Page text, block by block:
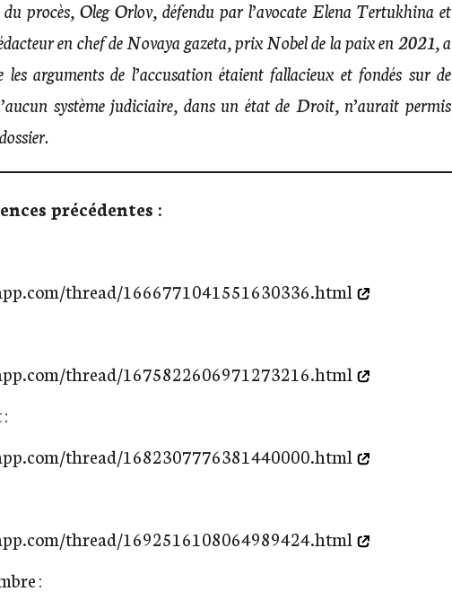
procès, Oleg Orlov, défendu par l’avocate Elena Tertukhina et
en chef de Novaya gazeta, prix Nobel de la paix en 2021, a
les arguments de l’accusation étaient fallacieux et fondés sur de
système judiciaire, dans un état de Droit, n’aurait permis
précédentes :
thread/1666771041551630336.html
thread/1675822606971273216.html
thread/1682307776381440000.html
thread/1692516108064989424.html
: